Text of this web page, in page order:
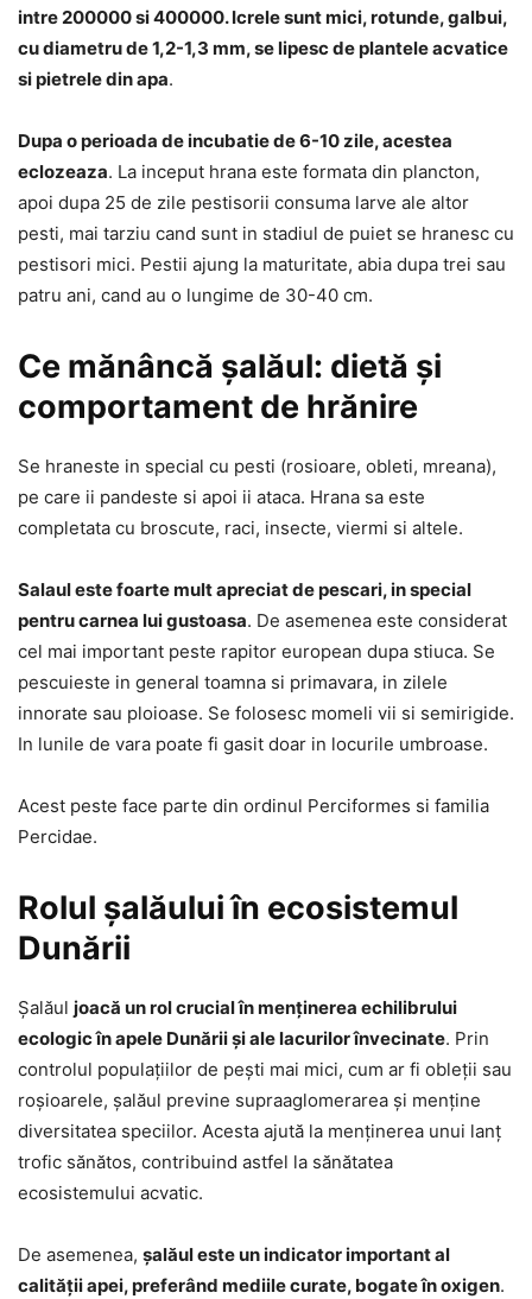
intre 200000 si 400000. Icrele sunt mici, rotunde, galbui,
cu diametru de 1,2-1,3 mm, se lipesc de plantele acvatice
si pietrele din apa.
Dupa o perioada de incubatie de 6-10 zile, acestea
eclozeaza. La inceput hrana este formata din plancton,
apoi dupa 25 de zile pestisorii consuma larve ale altor
pesti, mai tarziu cand sunt in stadiul de puiet se hranesc cu
pestisori mici. Pestii ajung la maturitate, abia dupa trei sau
patru ani, cand au o lungime de 30-40 cm.
Ce mănâncă șalăul: dietă și
comportament de hrănire
Se hraneste in special cu pesti (rosioare, obleti, mreana),
pe care ii pandeste si apoi ii ataca. Hrana sa este
completata cu broscute, raci, insecte, viermi si altele.
Salaul este foarte mult apreciat de pescari, in special
pentru carnea lui gustoasa. De asemenea este considerat
cel mai important peste rapitor european dupa stiuca. Se
pescuieste in general toamna si primavara, in zilele
innorate sau ploioase. Se folosesc momeli vii si semirigide.
In lunile de vara poate fi gasit doar in locurile umbroase.
Acest peste face parte din ordinul Perciformes si familia
Percidae.
Rolul șalăului în ecosistemul
Dunării
Șalăul joacă un rol crucial în menținerea echilibrului
ecologic în apele Dunării și ale lacurilor învecinate. Prin
controlul populațiilor de pești mai mici, cum ar fi obleții sau
roșioarele, șalăul previne supraaglomerarea și menține
diversitatea speciilor. Acesta ajută la menținerea unui lanț
trofic sănătos, contribuind astfel la sănătatea
ecosistemului acvatic.
De asemenea, șalăul este un indicator important al
calității apei, preferând mediile curate, bogate în oxigen.